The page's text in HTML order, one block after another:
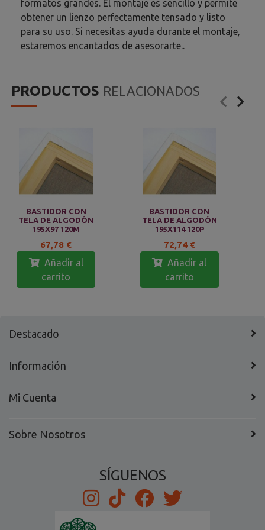
formatos grandes. El montaje es sencillo y permite
obtener un lienzo perfectamente tensado y listo
para su uso. Si necesitas ayuda durante el montaje,
estaremos encantados de asesorarte..
PRODUCTOS RELACIONADOS
BASTIDOR CON
TELA DE ALGODÓN
195X97 120M
67,78 €
Añadir al
carrito
BASTIDOR CON
TELA DE ALGODÓN
195X114 120P
72,74 €
Añadir al
carrito
Destacado
Información
Mi Cuenta
Sobre Nosotros
SÍGUENOS